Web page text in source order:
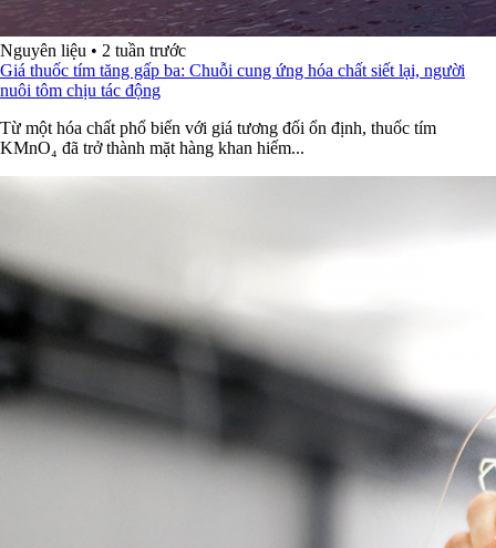
Nguyên liệu • 2 tuần trước
Giá thuốc tím tăng gấp ba: Chuỗi cung ứng hóa chất siết lại, người
nuôi tôm chịu tác động
Từ một hóa chất phổ biến với giá tương đối ổn định, thuốc tím
KMnO₄ đã trở thành mặt hàng khan hiếm...